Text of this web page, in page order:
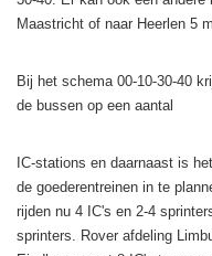
Maastricht of naar Heerlen 5
Bij het schema 00-10-30-40
de bussen op een aantal
IC-stations en daarnaast is
de goederentreinen in te
rijden nu 4 IC's en 2-4
sprinters. Rover afdeling